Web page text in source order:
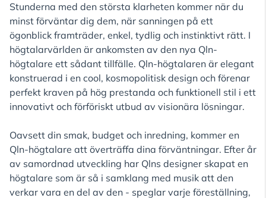
Stunderna med den största klarheten kommer när du
minst förväntar dig dem, när sanningen på ett
ögonblick framträder, enkel, tydlig och instinktivt rätt. I
högtalarvärlden är ankomsten av den nya Qln-
högtalare ett sådant tillfälle. Qln-högtalaren är elegant
konstruerad i en cool, kosmopolitisk design och förenar
perfekt kraven på hög prestanda och funktionell stil i ett
innovativt och förföriskt utbud av visionära lösningar.
Oavsett din smak, budget och inredning, kommer en
Qln-högtalare att överträffa dina förväntningar. Efter år
av samordnad utveckling har Qlns designer skapat en
högtalare som är så i samklang med musik att den
verkar vara en del av den - speglar varje föreställning,